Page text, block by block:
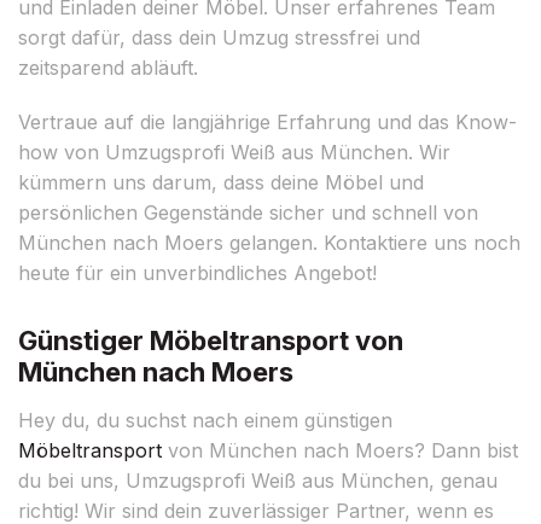
und Einladen deiner Möbel. Unser erfahrenes Team
sorgt dafür, dass dein Umzug stressfrei und
zeitsparend abläuft.
Vertraue auf die langjährige Erfahrung und das Know-
how von Umzugsprofi Weiß aus München. Wir
kümmern uns darum, dass deine Möbel und
persönlichen Gegenstände sicher und schnell von
München nach Moers gelangen. Kontaktiere uns noch
heute für ein unverbindliches Angebot!
Günstiger Möbeltransport von
München nach Moers
Hey du, du suchst nach einem günstigen
Möbeltransport von München nach Moers? Dann bist
du bei uns, Umzugsprofi Weiß aus München, genau
richtig! Wir sind dein zuverlässiger Partner, wenn es